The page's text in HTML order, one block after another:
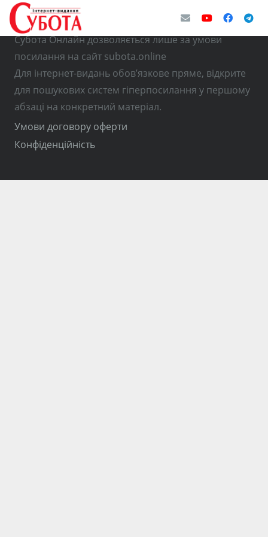
© Використання матеріалів з інтернет-видання
Субота Онлайн дозволяється лише за умови
посилання на сайт subota.online
Для інтернет-видань обов’язкове пряме, відкрите
для пошукових систем гіперпосилання у першому
абзаці на конкретний матеріал.
Умови договору оферти
Конфіденційність